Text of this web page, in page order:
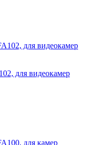
для видеокамер